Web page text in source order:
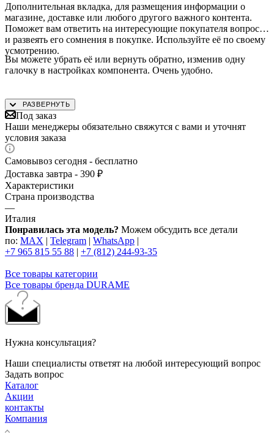
выбора появится в корзине. Когда заказ поступит на
склад, вам придет уведомление. Для получения заказа
обратитесь к сотруднику в кассовой зоне и назовите
номер.
Доставка с помощью транспортной компании.
Менеджеры нашего интернет-магазина подберут для вас
приемлимые тарифы на доставку интересующих вас
за помощью к квалифицированным специалистам
нашей компании.
Дополнительная вкладка, для размещения информации о
магазине, доставке или любого другого важного контента.
Поможет вам ответить на интересующие покупателя вопросы
и развеять его сомнения в покупке. Используйте её по своему
усмотрению.
Вы можете убрать её или вернуть обратно, изменив одну
галочку в настройках компонента. Очень удобно.
Под заказ
Наши менеджеры обязательно свяжутся с вами и уточнят
условия заказа
Самовывоз сегодня - бесплатно
Доставка завтра - 390 ₽
Характеристики
Страна производства
—
Италия
Понравилась эта модель? Можем обсудить все детали
по: MAX | Telegram | WhatsApp |
+7 965 815 55 88 | +7 (812) 244-93-35
Все товары категории
Все товары бренда DURAME
Нужна консультация?
Наши специалисты ответят на любой интересующий вопрос
Задать вопрос
Каталог
Акции
контакты
Компания